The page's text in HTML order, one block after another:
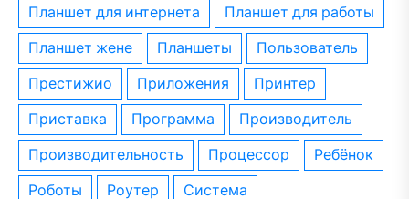
планшет для интернета планшет для работы
планшет жене планшеты пользователь
престижио приложения принтер
приставка программа производитель
производительность процессор ребёнок
роботы роутер система